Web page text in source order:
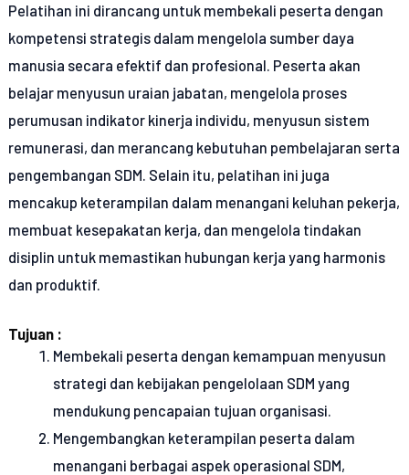
Pelatihan ini dirancang untuk membekali peserta dengan
kompetensi strategis dalam mengelola sumber daya
manusia secara efektif dan profesional. Peserta akan
belajar menyusun uraian jabatan, mengelola proses
perumusan indikator kinerja individu, menyusun sistem
remunerasi, dan merancang kebutuhan pembelajaran serta
pengembangan SDM. Selain itu, pelatihan ini juga
mencakup keterampilan dalam menangani keluhan pekerja,
membuat kesepakatan kerja, dan mengelola tindakan
disiplin untuk memastikan hubungan kerja yang harmonis
dan produktif.
Tujuan :
Membekali peserta dengan kemampuan menyusun
strategi dan kebijakan pengelolaan SDM yang
mendukung pencapaian tujuan organisasi.
Mengembangkan keterampilan peserta dalam
menangani berbagai aspek operasional SDM,